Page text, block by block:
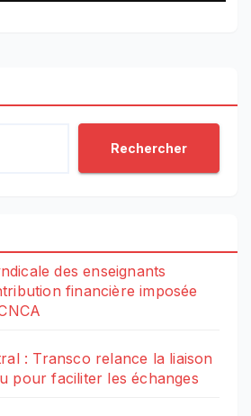
Rechercher
des enseignants
financière imposée
: Transco relance la liaison
pour faciliter les échanges